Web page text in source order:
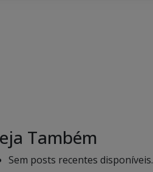
Também
Sem posts recentes disponíveis.